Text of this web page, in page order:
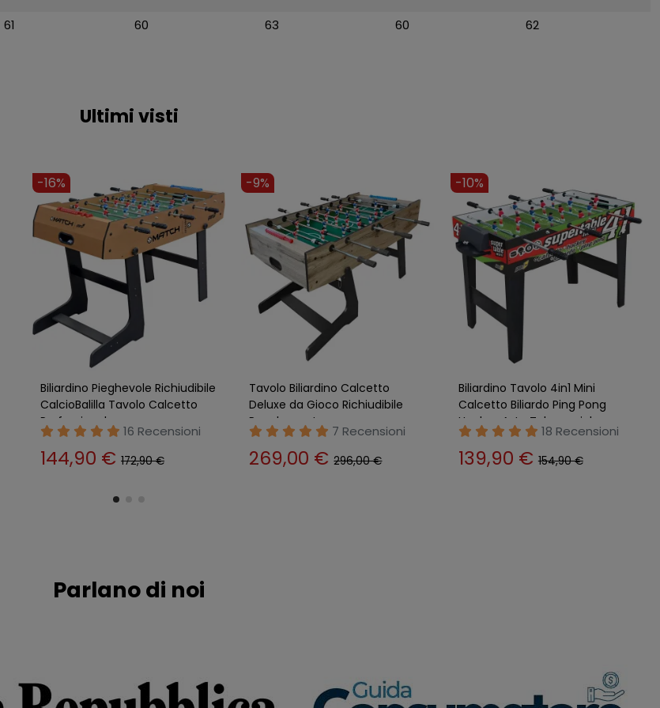
61 60 63 60 62
Ultimi visti
-9%
Biliardino Aste Telescopiche
con Palline Regolamentare
Calcetto Calciobalilla
24 Recensioni
317,00 € 350,00 €
-12%
Calcetto Biliardino Biliardo da
Tavolo Ping Pong Scacchi
Dama Calcio Balilla
20 Recensioni
67,90 €76,90 €
-7%
Biliardino Evo Pro Piedini
Regolabili in MDF Aste
Telescopiche Palline Calcetto
21 Recensioni
169,90 €182,90 €
Parlano di noi